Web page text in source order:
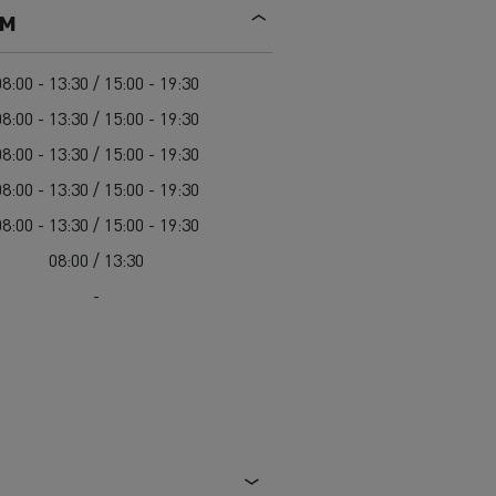
Radovi na održavanju cesta
Oprema za lokalne uprave
- 13:30 / 15:00 - 19:30
- 13:30 / 15:00 - 19:30
- 13:30 / 15:00 - 19:30
- 13:30 / 15:00 - 19:30
- 13:30 / 15:00 - 19:30
08:00 / 13:30
-